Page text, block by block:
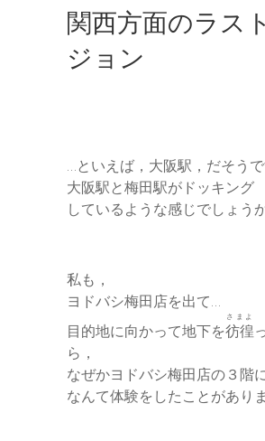
関西方面のラス
ジョン
…といえば，大阪駅，だそうで
大阪駅と梅田駅がドッキング
しているような感じでしょうか
私も，
ヨドバシ梅田店を出て…
目的地に向かって地下を彷徨
さまよ
ら，
なぜかヨドバシ梅田店の３階
なんて体験をしたことがありま